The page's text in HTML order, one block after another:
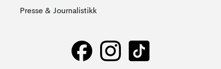
Presse & Journalistikk